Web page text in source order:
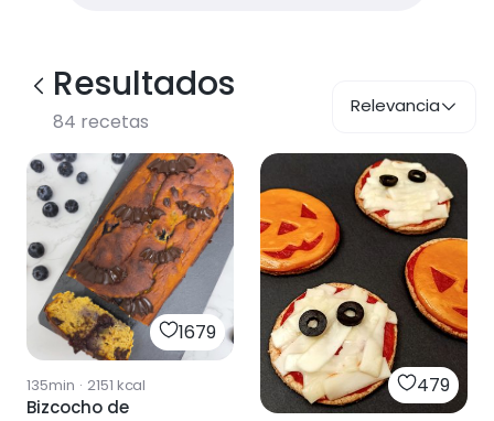
Resultados
84 recetas
Relevancia
1679
135min · 2151 kcal
Bizcocho de
479